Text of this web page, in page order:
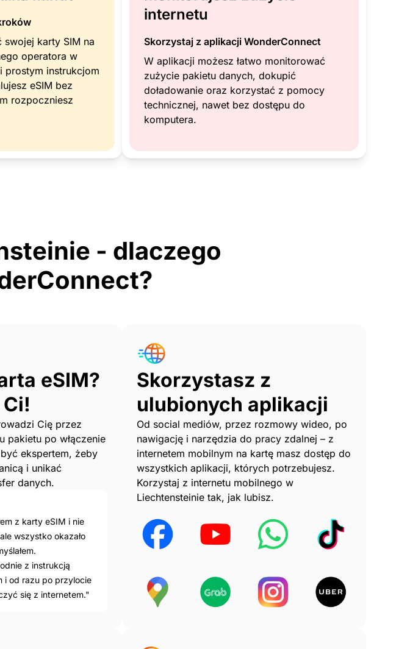
swojej karty SIM na
operatora w
prostym instrukcjom
eSIM bez
rozpoczniesz
internetu
Skorzystaj z aplikacji WonderConnect
W aplikacji możesz łatwo monitorować
zużycie pakietu danych, dokupić
doładowanie oraz korzystać z pomocy
technicznej, nawet bez dostępu do
komputera.
- dlaczego
eSIM?
Cię przez
pakietu po włączenie
ekspertem, żeby
i unikać
danych.
z karty eSIM i nie
wszystko okazało
z instrukcją
i od razu po przylocie
się z internetem."
Skorzystasz z
ulubionych aplikacji
Od social mediów, przez rozmowy wideo, po
nawigację i narzędzia do pracy zdalnej – z
internetem mobilnym na kartę masz dostęp do
wszystkich aplikacji, których potrzebujesz.
Korzystaj z internetu mobilnego w
Liechtensteinie tak, jak lubisz.